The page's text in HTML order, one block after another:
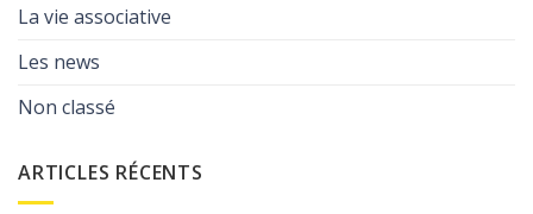
La vie associative
Les news
Non classé
ARTICLES RÉCENTS